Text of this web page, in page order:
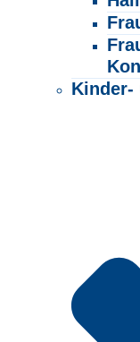
Kinder-